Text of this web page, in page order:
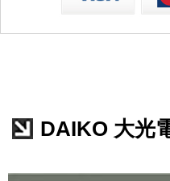
DAIKO 大光